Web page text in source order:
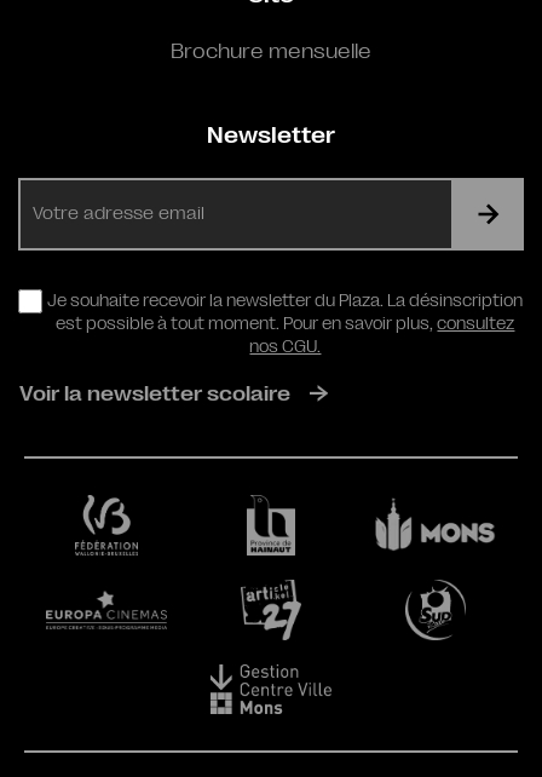
Brochure mensuelle
Newsletter
RGPD
Je souhaite recevoir la newsletter du Plaza. La désinscription
est possible à tout moment. Pour en savoir plus,consultez
nos CGU.
Voir la newsletter scolaire